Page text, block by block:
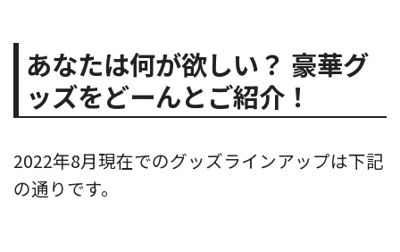
あなたは何が欲しい？ 豪華グ
ッズをどーんとご紹介！
2022年8月現在でのグッズラインアップは下記
の通りです。